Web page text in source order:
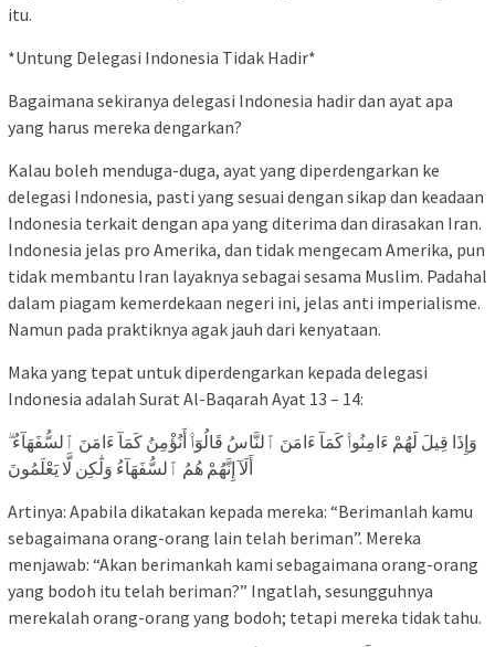
itu.
*Untung Delegasi Indonesia Tidak Hadir*
Bagaimana sekiranya delegasi Indonesia hadir dan ayat apa
yang harus mereka dengarkan?
Kalau boleh menduga-duga, ayat yang diperdengarkan ke
delegasi Indonesia, pasti yang sesuai dengan sikap dan keadaan
Indonesia terkait dengan apa yang diterima dan dirasakan Iran.
Indonesia jelas pro Amerika, dan tidak mengecam Amerika, pun
tidak membantu Iran layaknya sebagai sesama Muslim. Padahal
dalam piagam kemerdekaan negeri ini, jelas anti imperialisme.
Namun pada praktiknya agak jauh dari kenyataan.
Maka yang tepat untuk diperdengarkan kepada delegasi
Indonesia adalah Surat Al-Baqarah Ayat 13 – 14:
وَإِذَا قِيلَ لَهُمْ ءَامِنُوا۟ كَمَآ ءَامَنَ ٱلنَّاسُ قَالُوٓا۟ أَنُؤْمِنُ كَمَآ ءَامَنَ ٱلسُّفَهَآءُ ۗ
أَلَآ إِنَّهُمْ هُمُ ٱلسُّفَهَآءُ وَلَٰكِن لَّا يَعْلَمُونَ
Artinya: Apabila dikatakan kepada mereka: “Berimanlah kamu
sebagaimana orang-orang lain telah beriman”. Mereka
menjawab: “Akan berimankah kami sebagaimana orang-orang
yang bodoh itu telah beriman?” Ingatlah, sesungguhnya
merekalah orang-orang yang bodoh; tetapi mereka tidak tahu.